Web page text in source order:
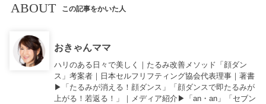
ABOUT この記事をかいた人
おきゃんママ
ハリのある日々で美しく｜たるみ改善メソッド「顔ダン
ス」考案者｜日本セルフリフティング協会代表理事｜著書
▶︎「 たるみが消える！顔ダンス 」「 顔ダンスで即たるみが
上がる！若返る！ 」｜メディア紹介▶︎「an・an」「セブン